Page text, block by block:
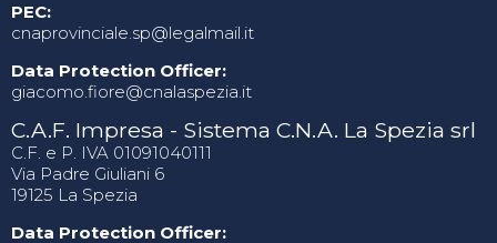
PEC:
cnaprovinciale.sp@legalmail.it
Data Protection Officer:
giacomo.fiore@cnalaspezia.it
C.A.F. Impresa - Sistema C.N.A. La Spezia srl
C.F. e P. IVA 01091040111
Via Padre Giuliani 6
19125 La Spezia
Data Protection Officer: